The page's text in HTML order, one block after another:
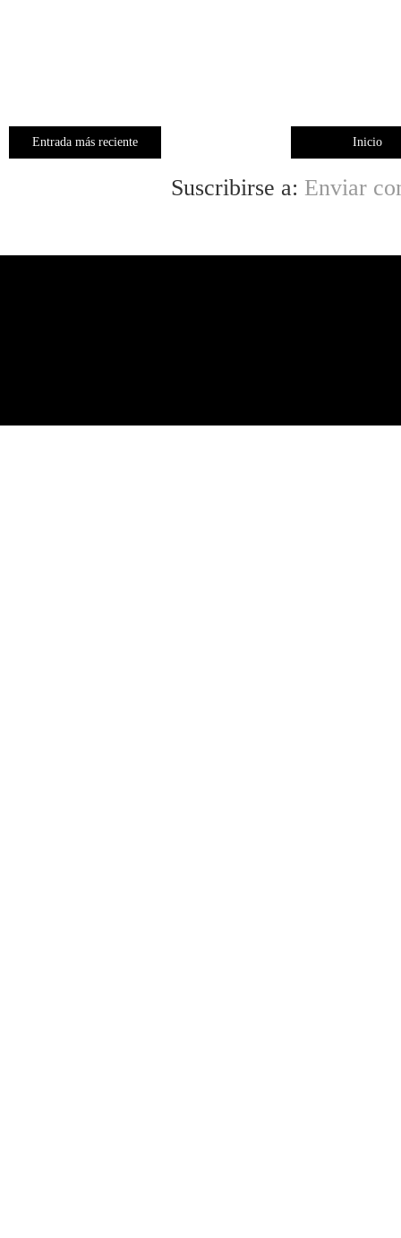
Entrada más reciente Inicio
Suscribirse a: Enviar